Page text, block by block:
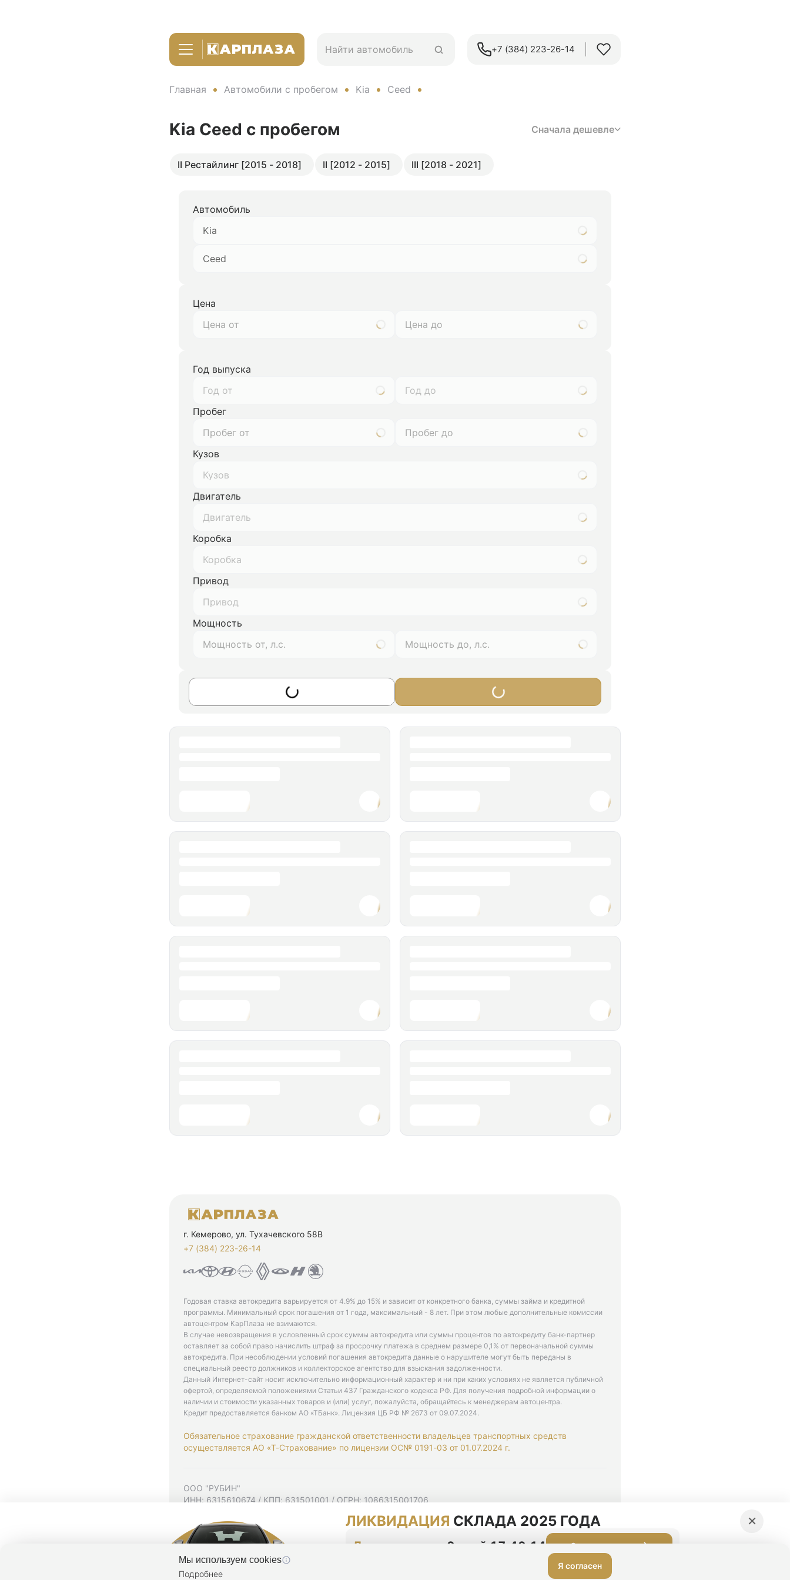
+7 (384) 223-26-14‬
Главная Автомобили с пробегом Kia Ceed
Kia Ceed с пробегом Сначала дешевле
II Рестайлинг [2015 - 2018] II [2012 - 2015] III [2018 - 2021]
Автомобиль
Kia
Ceed
Цена
Год выпуска
Год от
Год до
Пробег
Кузов
Кузов
Двигатель
Двигатель
Коробка
Коробка
Привод
Привод
Мощность
г. Кемерово, ул. Тухачевского 58В
+7 (384) 223-26-14‬
Годовая ставка автокредита варьируется от 4.9% до 15% и зависит от конкретного банка, суммы займа и кредитной
программы. Минимальный срок погашения от 1 года, максимальный - 8 лет. При этом любые дополнительные комиссии
автоцентром КарПлаза не взимаются.
В случае невозвращения в условленный срок суммы автокредита или суммы процентов по автокредиту банк-партнер
оставляет за собой право начислить штраф за просрочку платежа в среднем размере 0,1% от первоначальной суммы
автокредита. При несоблюдении условий погашения автокредита данные о нарушителе могут быть переданы в
специальный реестр должников и коллекторское агентство для взыскания задолженности.
Данный Интернет-сайт носит исключительно информационный характер и ни при каких условиях не является публичной
офертой, определяемой положениями Статьи 437 Гражданского кодекса РФ. Для получения подробной информации о
наличии и стоимости указанных товаров и (или) услуг, пожалуйста, обращайтесь к менеджерам автоцентра.
Кредит предоставляется банком АО «ТБанк». Лицензия ЦБ РФ № 2673 от 09.07.2024.
Обязательное страхование гражданской ответственности владельцев транспортных средств
осуществляется АО «Т-Страхование» по лицензии ОС№ 0191-03 от 01.07.2024 г.
ООО "РУБИН"
ИНН: 6315610674 / КПП: 631501001 / ОГРН: 1086315001706
Согласие на рекламную рассылку
Политика конфиденциальности
Мы используем cookies
Подробнее
Я согласен
ЛИКВИДАЦИЯ СКЛАДА 2025 ГОДА
До конца акции 0 дней 17:40:13 Оставить заявку
×